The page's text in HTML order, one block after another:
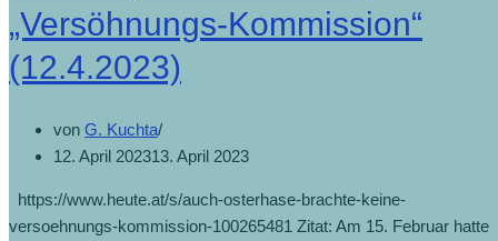
„Versöhnungs-Kommission“
(12.4.2023)
von G. Kuchta
12. April 202313. April 2023
https://www.heute.at/s/auch-osterhase-brachte-keine-
versoehnungs-kommission-100265481 Zitat: Am 15. Februar hatte